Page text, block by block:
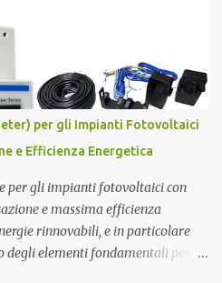
, diventandone in seguito
si è concentrato molto sullo studio
sintetizzato nel concetto di Atomo
Gli atomi magnetici sono costituiti
Secondo questo modello di
protoni e neutroni nel nucleo
per gli Impianti Fotovoltaici
e Efficienza Energetica
per gli impianti fotovoltaici con
e massima efficienza
rinnovabili, e in particolare
elementi fondamentali per